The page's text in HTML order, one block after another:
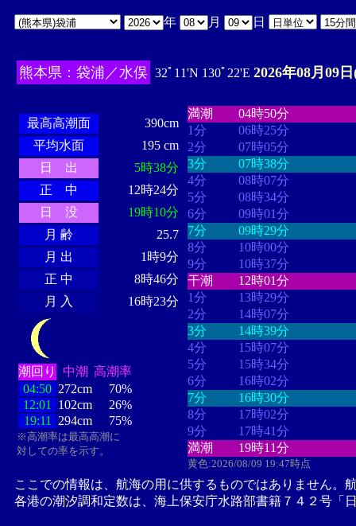
年 月 日
熊本県：袋浦／水俣 32ﾟ11'N 130ﾟ22'E 2026年08月09
最高高潮面
390cm
平均水面
195 cm
日 出
5時38分
正 中
12時24分
日 没
19時10分
月 齢
25.7
月 出
1時9分
正 中
8時46分
月 入
16時23分
潮回り 中潮 高潮率
04:50 272cm
70%
12:01
102cm
26%
19:11
294cm 75%
※高潮率は最高高潮に
対しての率を示す。
満潮
04時50分
1分
06時25分
2分
07時05分
3分
07時38分
4分
08時07分
5分
08時34分
6分
09時01分
7分
09時29分
8分
10時00分
9分
10時37分
干潮
12時01分
1分
13時29分
2分
14時07分
3分
14時39分
4分
15時07分
5分
15時34分
6分
16時02分
7分
16時30分
8分
17時02分
9分
17時41分
満潮
19時11分
黄色:2026/08/09 19:47時点
ここでの情報は、航海の用に供するものではありません。
各港の潮汐調和定数は、海上保安庁水路部書籍７４２号「